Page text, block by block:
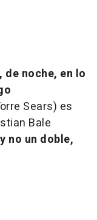
noche, en lo
Sears) es
Bale
no un doble,